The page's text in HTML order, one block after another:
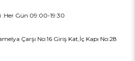
:Her Gün 09:00-19:30
Çarşı No:16 Giriş Kat,İç Kapı No:28